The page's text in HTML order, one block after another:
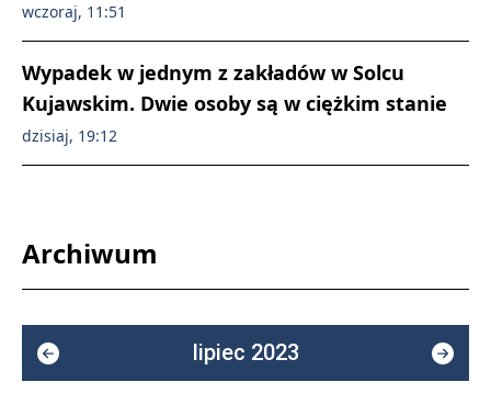
wczoraj, 11:51
Wypadek w jednym z zakładów w Solcu
Kujawskim. Dwie osoby są w ciężkim stanie
dzisiaj, 19:12
Archiwum
lipiec 2023